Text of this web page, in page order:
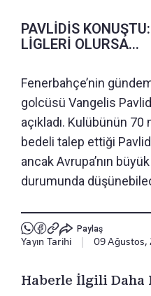
PAVLİDİS
LİGLERİ OLURSA...
Fenerbahçe’nin
golcüsü Vangelis
açıkladı. Kulübünün
bedeli talep ettiği
ancak Avrupa’nın
durumunda
Paylaş
Yayın Tarihi | 09
Haberle İlgili Daha